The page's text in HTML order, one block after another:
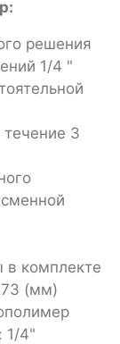
решения
1/4 "
3
комплекте
(мм)
1/4"